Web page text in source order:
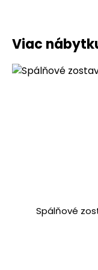
Viac
Spálňové